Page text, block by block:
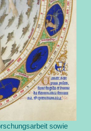
sowie